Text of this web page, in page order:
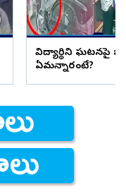
విద్యార్థిని ఘటనపై
ఏమన్నారంటే?